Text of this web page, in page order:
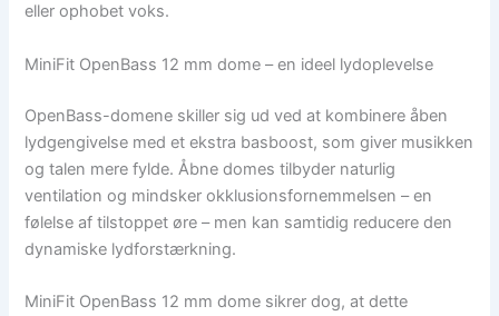
eller ophobet voks.
MiniFit OpenBass 12 mm dome – en ideel lydoplevelse
OpenBass-domene skiller sig ud ved at kombinere åben
lydgengivelse med et ekstra basboost, som giver musikken
og talen mere fylde. Åbne domes tilbyder naturlig
ventilation og mindsker okklusionsfornemmelsen – en
følelse af tilstoppet øre – men kan samtidig reducere den
dynamiske lydforstærkning.
MiniFit OpenBass 12 mm dome sikrer dog, at dette